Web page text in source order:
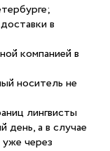
в
компанией в
носитель не
лингвисты
день, а в случае
через